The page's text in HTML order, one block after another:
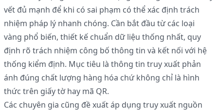
vết đủ mạnh để khi có sai phạm có thể xác định trách
nhiệm pháp lý nhanh chóng. Cần bắt đầu từ các loại
vàng phổ biến, thiết kế chuẩn dữ liệu thống nhất, quy
định rõ trách nhiệm công bố thông tin và kết nối với hệ
thống kiểm định. Mục tiêu là thông tin truy xuất phản
ánh đúng chất lượng hàng hóa chứ không chỉ là hình
thức trên giấy tờ hay mã QR.
Các chuyên gia cũng đề xuất áp dụng truy xuất nguồn